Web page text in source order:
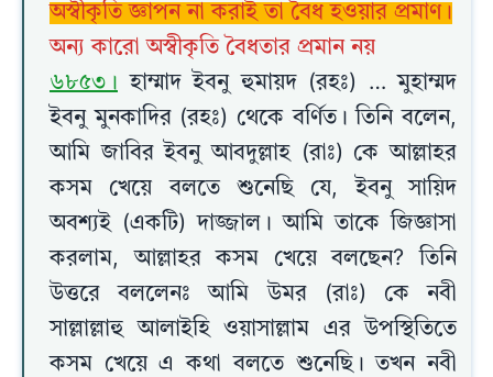
অস্বীকৃতি জ্ঞাপন না করাই তা বৈধ হওয়ার প্রমাণ।
অন্য কারো অস্বীকৃতি বৈধতার প্রমান নয়
৬৮৫৩। হাম্মাদ ইবনু হুমায়দ (রহঃ) … মুহাম্মদ
ইবনু মুনকাদির (রহঃ) থেকে বর্ণিত। তিনি বলেন,
আমি জাবির ইবনু আবদুল্লাহ (রাঃ) কে আল্লাহর
কসম খেয়ে বলতে শুনেছি যে, ইবনু সায়িদ
অবশ্যই (একটি) দাজ্জাল। আমি তাকে জিজ্ঞাসা
করলাম, আল্লাহর কসম খেয়ে বলছেন? তিনি
উত্তরে বললেনঃ আমি উমর (রাঃ) কে নবী
সাল্লাল্লাহু আলাইহি ওয়াসাল্লাম এর উপস্থিতিতে
কসম খেয়ে এ কথা বলতে শুনেছি। তখন নবী